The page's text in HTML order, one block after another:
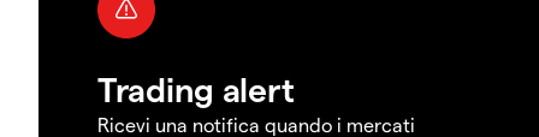
Trading alert
Ricevi una notifica quando i mercati